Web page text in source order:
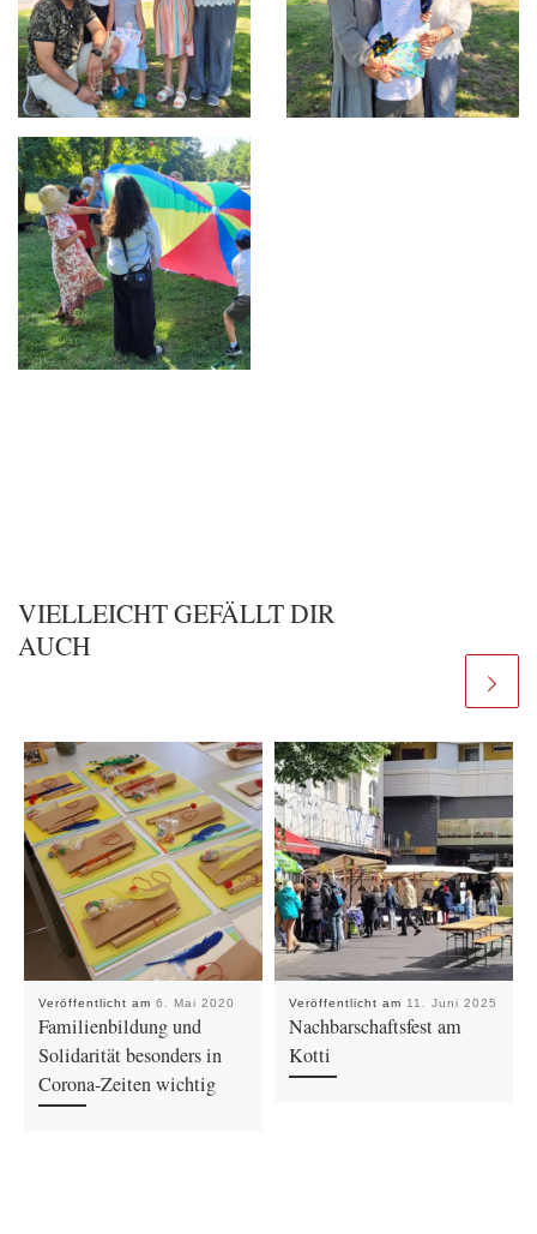
VIELLEICHT GEFÄLLT DIR
AUCH
Veröffentlicht am 6. Mai 2020
Familienbildung und
Solidarität besonders in
Corona-Zeiten wichtig
Veröffentlicht am 11. Juni 2025
Nachbarschaftsfest am
Kotti